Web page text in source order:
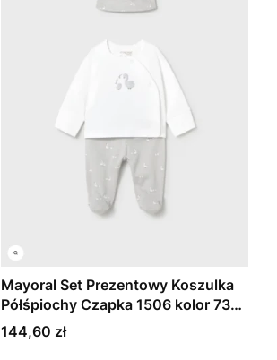
Mayoral Set Prezentowy Koszulka
Półśpiochy Czapka 1506 kolor 73
Plata
Cena
144,60 zł